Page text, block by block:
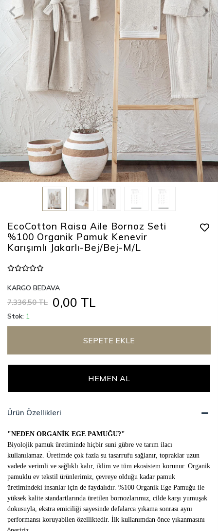
EcoCotton Raisa Aile Bornoz Seti
%100 Organik Pamuk Kenevir
Karışımlı Jakarlı-Bej/Bej-M/L
KARGO BEDAVA
7.336,50 TL 0,00 TL
Stok: 1
SEPETE EKLE
HEMEN AL
Ürün Özellikleri
"NEDEN ORGANİK EGE PAMUĞU?"
Biyolojik pamuk üretiminde hiçbir suni gübre ve tarım ilacı
kullanılamaz. Üretimde çok fazla su tasarrufu sağlanır, topraklar uzun
vadede verimli ve sağlıklı kalır, iklim ve tüm ekosistem korunur. Organik
pamuklu ev tekstil ürünlerimiz, çevreye olduğu kadar pamuk
üretimindeki insanlar için de faydalıdır. %100 Organik Ege Pamuğu ile
yüksek kalite standartlarında üretilen bornozlarımız, cilde karşı yumuşak
dokusuyla, ekstra emiciliği sayesinde defalarca yıkama sonrası aynı
performansı koruyabilen özelliktedir. İlk kullanımdan önce yıkanmasını